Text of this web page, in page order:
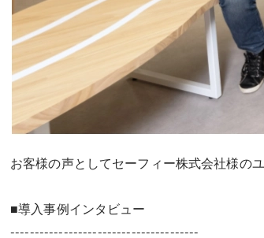
お客様の声としてセーフィー株式会社様の
■導入事例インタビュー
---------------------------------------